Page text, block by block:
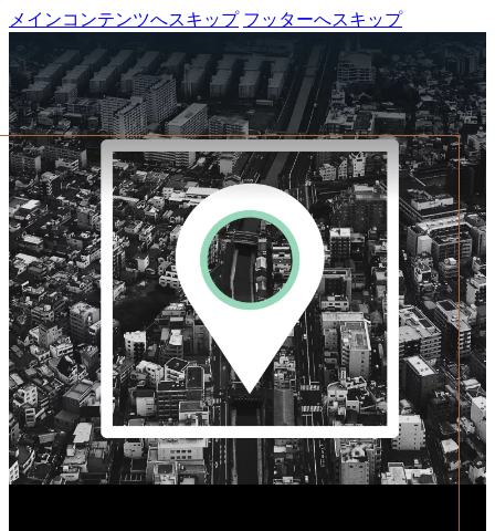
メインコンテンツへスキップ フッターへスキップ